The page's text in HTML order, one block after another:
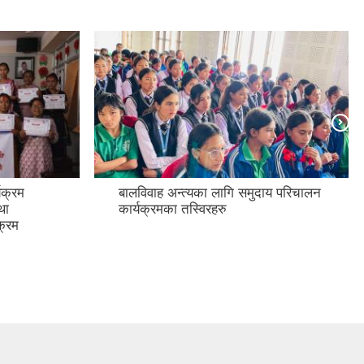
बालविवाह अन्त्यका लागि समुदाय परिचालन
कार्यक्रमका तस्विरहरु